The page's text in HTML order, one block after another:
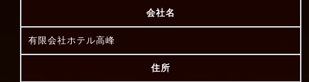
会社名
有限会社ホテル高峰
住所